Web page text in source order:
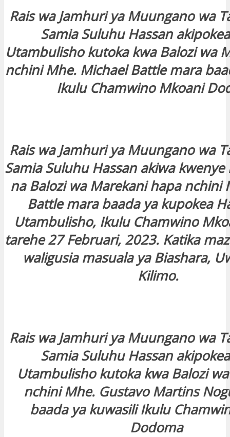
Rais wa Jamhuri ya Muungano wa
Samia Suluhu Hassan
Utambulisho kutoka kwa Balozi wa
nchini Mhe. Michael Battle mara
Ikulu Chamwino Mkoani
Rais wa Jamhuri ya Muungano wa
Samia Suluhu Hassan akiwa
na Balozi wa Marekani hapa nchini
Battle mara baada ya kupokea
Utambulisho, Ikulu Chamwino
tarehe 27 Februari, 2023. Katika
waligusia masuala ya Biashara,
Kilimo.
Rais wa Jamhuri ya Muungano wa
Samia Suluhu Hassan
Utambulisho kutoka kwa Balozi
nchini Mhe. Gustavo Martins
baada ya kuwasili Ikulu
Dodoma